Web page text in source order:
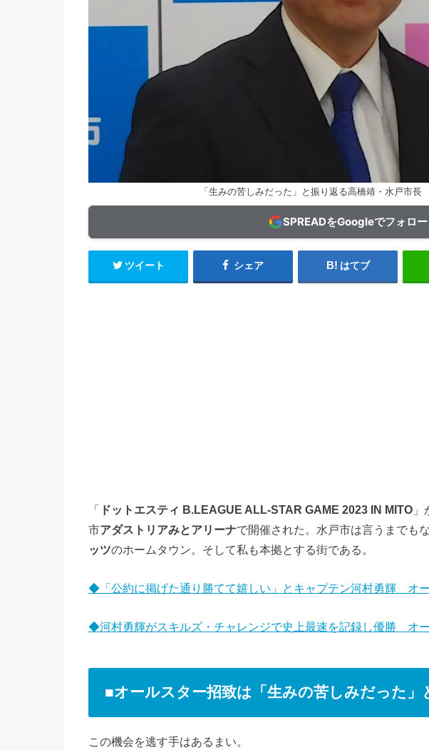
「生みの苦しみだった」と振り返る高橋靖・水戸市
SPREADをGoogleでフォロー
ツイート シェア はてブ
「 ドットエスティ B.LEAGUE ALL-STAR GAME 2023 IN MITO
市アダストリアみとアリーナで開催された。水戸市は言うまでも
ッツのホームタウン。そして私も本拠とする街である。
◆「公約に掲げた通り勝てて嬉しい」とキャプテン河村勇輝 オ
◆河村勇輝がスキルズ・チャレンジで史上最速を記録し優勝 オ
■オールスター招致は「生みの苦しみだった」
この機会を逃す手はあるまい。